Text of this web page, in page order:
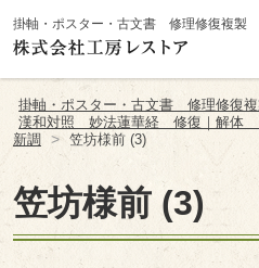
掛軸・ポスター・古文書 修理修復複製
掛軸・ポスター・古文書 修理修復
漢和対照 妙法蓮華経 修復｜解体
新調
> 笠坊様前 (3)
笠坊様前 (3)
Site
Footer